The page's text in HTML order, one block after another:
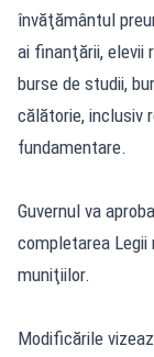
învăţământul
ai finanţării, elevii
burse de studii,
călătorie, inclusiv
fundamentare.
Guvernul va
completarea Legii
muniţiilor.
Modificările